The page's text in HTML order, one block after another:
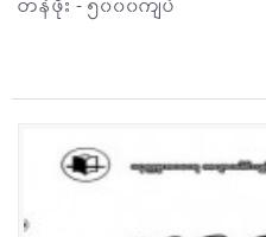
တန်ဖိုး - ၅၀၀၀ကျပ်